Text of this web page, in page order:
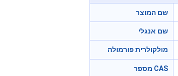
שם המוצר
שם אנגלי
מולקולרית פורמולה
מספר CAS